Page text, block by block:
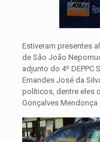
Estiveram presentes
de São João
adjunto do 4º
Ernandes José da
políticos, dentre eles
Gonçalves Mendonça